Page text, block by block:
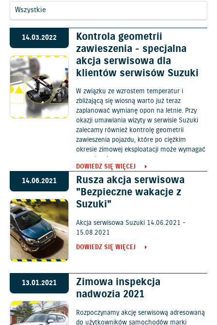
14.03.2022
Kontrola geometrii
zawieszenia - specjalna
akcja serwisowa dla
klientów serwisów Suzuki
W związku ze wzrostem temperatur i
zbliżającą się wiosną warto już teraz
zaplanować wymianę opon na letnie. Przy
okazji umawiania wizyty w serwisie Suzuki
zalecamy również kontrolę geometrii
zawieszenia pojazdu, które po ciężkim
okresie zimowej eksploatacji może wymagać
sprawdzenia.
DOWIEDZ SIĘ WIĘCEJ
14.06.2021
Rusza akcja serwisowa
"Bezpieczne wakacje z
Suzuki"
Akcja serwisowa Suzuki 14.06.2021 -
15.08.2021
DOWIEDZ SIĘ WIĘCEJ
13.01.2021
Zimowa inspekcja
nadwozia 2021
Rozpoczynamy akcję serwisową adresowaną
do użytkowników samochodów marki